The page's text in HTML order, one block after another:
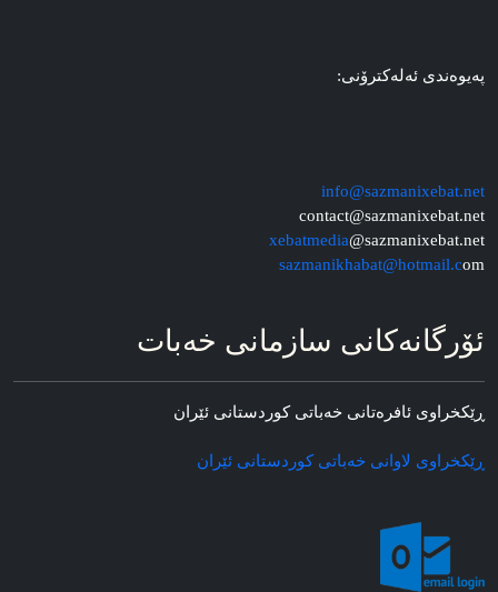
په‌یوه‌ندی ئه‌له‌کترۆنی:
info@sazmanixebat.net
contact@sazmanixebat.net
xebatmedia@sazmanixebat.net
sazmanikhabat@hotmail.com
ئۆرگانه‌کانی سازمانی خه‌بات
ڕێکخراوی ئافره‌تانی خه‌باتی کوردستانی ئێران
ڕێکخراوی لاوانی خه‌باتی کوردستانی ئێران